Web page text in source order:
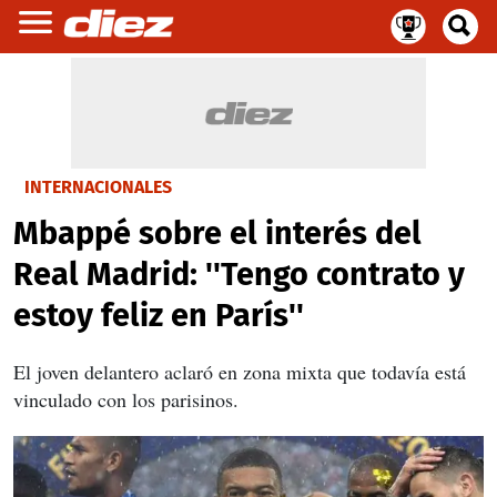
INTERNACIONALES
Mbappé sobre el interés del
Real Madrid: ''Tengo contrato y
estoy feliz en París''
El joven delantero aclaró en zona mixta que todavía está
vinculado con los parisinos.